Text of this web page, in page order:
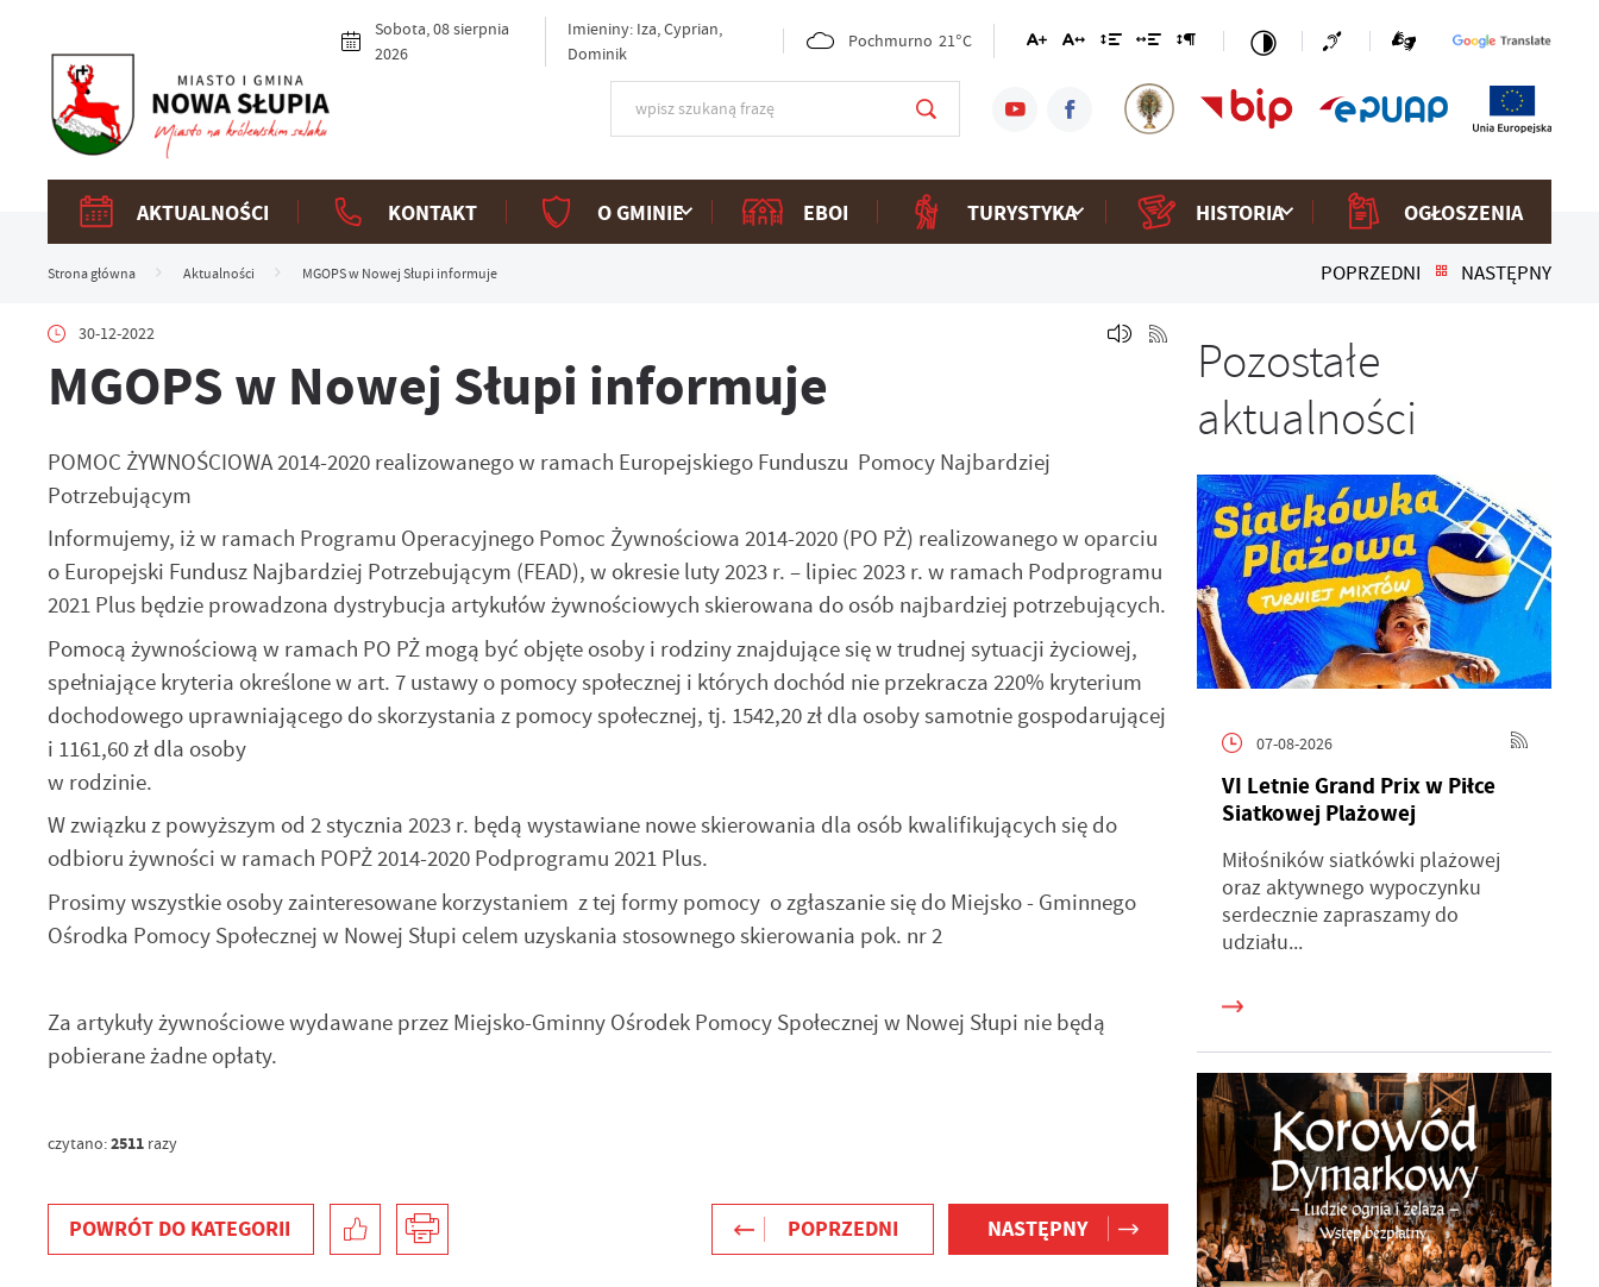
Sobota, 08 sierpnia
2026
Imieniny: Iza, Cyprian,
Dominik
Pochmurno 21°C
AKTUALNOŚCI KONTAKT O GMINIE EBOI TURYSTYKA HISTORIA OGŁOSZENIA
Strona główna Aktualności MGOPS w Nowej Słupi informuje POPRZEDNI NASTĘPNY
30-12-2022
MGOPS w Nowej Słupi informuje
POMOC ŻYWNOŚCIOWA 2014-2020 realizowanego w ramach Europejskiego Funduszu Pomocy Najbardziej
Potrzebującym
Informujemy, iż w ramach Programu Operacyjnego Pomoc Żywnościowa 2014-2020 (PO PŻ) realizowanego w oparciu
o Europejski Fundusz Najbardziej Potrzebującym (FEAD), w okresie luty 2023 r. – lipiec 2023 r. w ramach Podprogramu
2021 Plus będzie prowadzona dystrybucja artykułów żywnościowych skierowana do osób najbardziej potrzebujących.
Pomocą żywnościową w ramach PO PŻ mogą być objęte osoby i rodziny znajdujące się w trudnej sytuacji życiowej,
spełniające kryteria określone w art. 7 ustawy o pomocy społecznej i których dochód nie przekracza 220% kryterium
dochodowego uprawniającego do skorzystania z pomocy społecznej, tj. 1542,20 zł dla osoby samotnie gospodarującej
i 1161,60 zł dla osoby
w rodzinie.
W związku z powyższym od 2 stycznia 2023 r. będą wystawiane nowe skierowania dla osób kwalifikujących się do
odbioru żywności w ramach POPŻ 2014-2020 Podprogramu 2021 Plus.
Prosimy wszystkie osoby zainteresowane korzystaniem z tej formy pomocy o zgłaszanie się do Miejsko - Gminnego
Ośrodka Pomocy Społecznej w Nowej Słupi celem uzyskania stosownego skierowania pok. nr 2
Za artykuły żywnościowe wydawane przez Miejsko-Gminny Ośrodek Pomocy Społecznej w Nowej Słupi nie będą
pobierane żadne opłaty.
czytano:2511razy
POWRÓT DO KATEGORII POPRZEDNI NASTĘPNY
Pozostałe
aktualności
07-08-2026
VI Letnie Grand Prix w Piłce
Siatkowej Plażowej
Miłośników siatkówki plażowej
oraz aktywnego wypoczynku
serdecznie zapraszamy do
udziału...